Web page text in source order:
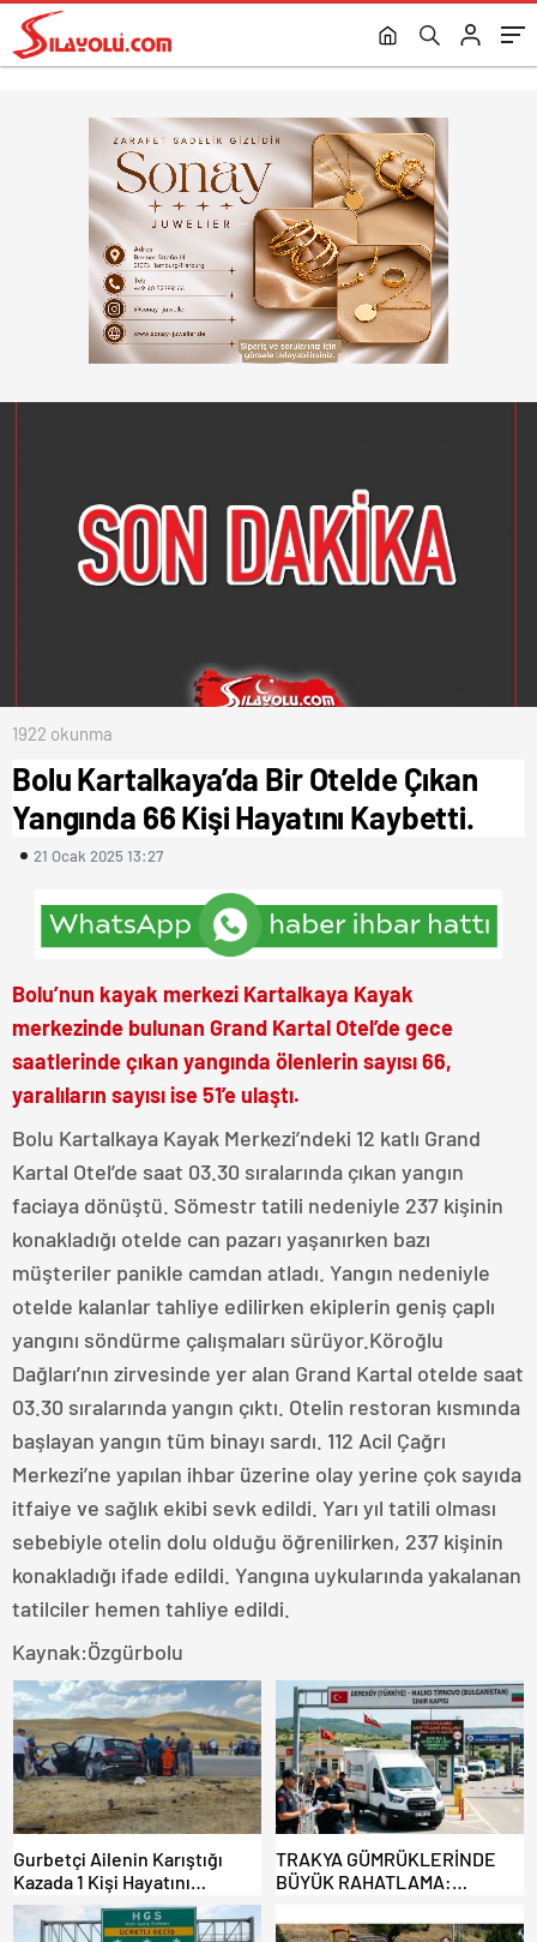
1922 okunma
Bolu Kartalkaya’da Bir Otelde Çıkan
Yangında 66 Kişi Hayatını Kaybetti.
21 Ocak 2025 13:27
Bolu’nun kayak merkezi Kartalkaya Kayak
merkezinde bulunan Grand Kartal Otel’de gece
saatlerinde çıkan yangında ölenlerin sayısı 66,
yaralıların sayısı ise 51’e ulaştı.
Bolu Kartalkaya Kayak Merkezi’ndeki 12 katlı Grand
Kartal Otel’de saat 03.30 sıralarında çıkan yangın
faciaya dönüştü. Sömestr tatili nedeniyle 237 kişinin
konakladığı otelde can pazarı yaşanırken bazı
müşteriler panikle camdan atladı. Yangın nedeniyle
otelde kalanlar tahliye edilirken ekiplerin geniş çaplı
yangını söndürme çalışmaları sürüyor.Köroğlu
Dağları’nın zirvesinde yer alan Grand Kartal otelde saat
03.30 sıralarında yangın çıktı. Otelin restoran kısmında
başlayan yangın tüm binayı sardı. 112 Acil Çağrı
Merkezi’ne yapılan ihbar üzerine olay yerine çok sayıda
itfaiye ve sağlık ekibi sevk edildi. Yarı yıl tatili olması
sebebiyle otelin dolu olduğu öğrenilirken, 237 kişinin
konakladığı ifade edildi. Yangına uykularında yakalanan
tatilciler hemen tahliye edildi.
Kaynak:Özgürbolu
Gurbetçi Ailenin Karıştığı
Kazada 1 Kişi Hayatını
Kaybederken, 7 kişi Yaralandı.
TRAKYA GÜMRÜKLERİNDE
BÜYÜK RAHATLAMA:
ARAÇLARA AÇILIYOR!
kartlarının geçişine izin verilmiyor.